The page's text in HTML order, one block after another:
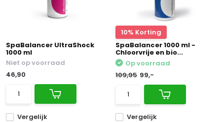
SpaBalancer UltraShock
1000 ml
Vergelijk
Niet op voorraad
46,90
10% Korting
SpaBalancer 1000 ml -
Chloorvrije en bio...
Vergelijk
Op voorraad
109,95 99,-